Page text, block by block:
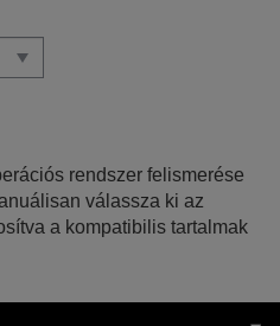
rendszer felismerése
válassza ki az
a kompatibilis tartalmak